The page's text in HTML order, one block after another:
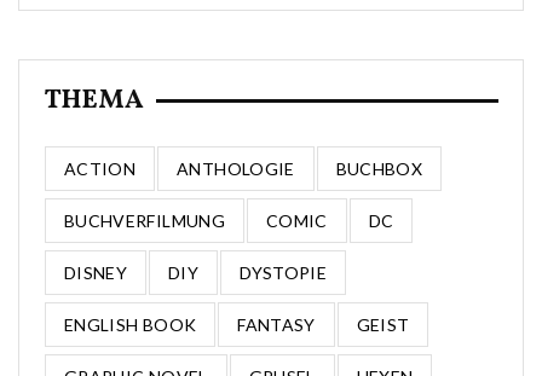
THEMA
ACTION ANTHOLOGIE BUCHBOX
BUCHVERFILMUNG COMIC DC
DISNEY DIY DYSTOPIE
ENGLISH BOOK FANTASY GEIST